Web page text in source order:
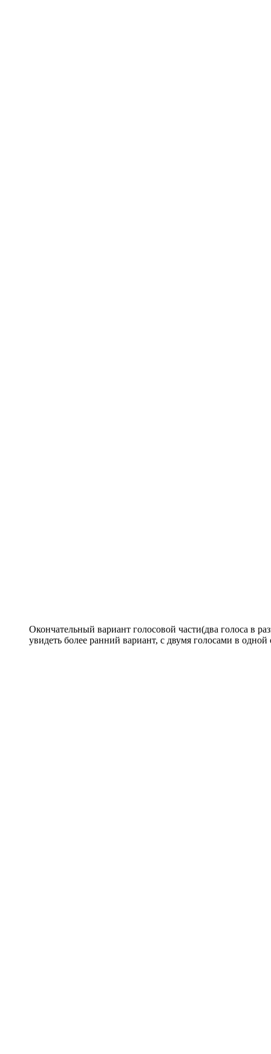
Окончательный вариант голосовой части(два голоса в
увидеть более ранний вариант, с двумя голосами в